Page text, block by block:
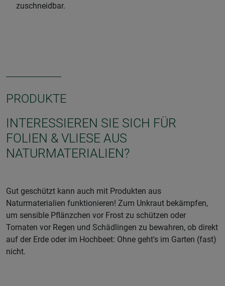
zuschneidbar.
PRODUKTE
INTERESSIEREN SIE SICH FÜR
FOLIEN & VLIESE AUS
NATURMATERIALIEN?
Gut geschützt kann auch mit Produkten aus
Naturmaterialien funktionieren! Zum Unkraut bekämpfen,
um sensible Pflänzchen vor Frost zu schützen oder
Tomaten vor Regen und Schädlingen zu bewahren, ob direkt
auf der Erde oder im Hochbeet: Ohne geht's im Garten (fast)
nicht.